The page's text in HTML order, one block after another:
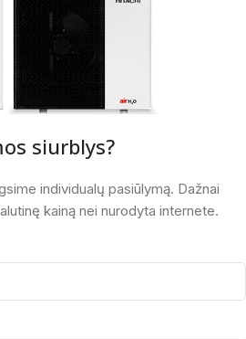
padidinti
siurblys?
individualų pasiūlymą. Dažnai
kainą nei nurodyta internete.